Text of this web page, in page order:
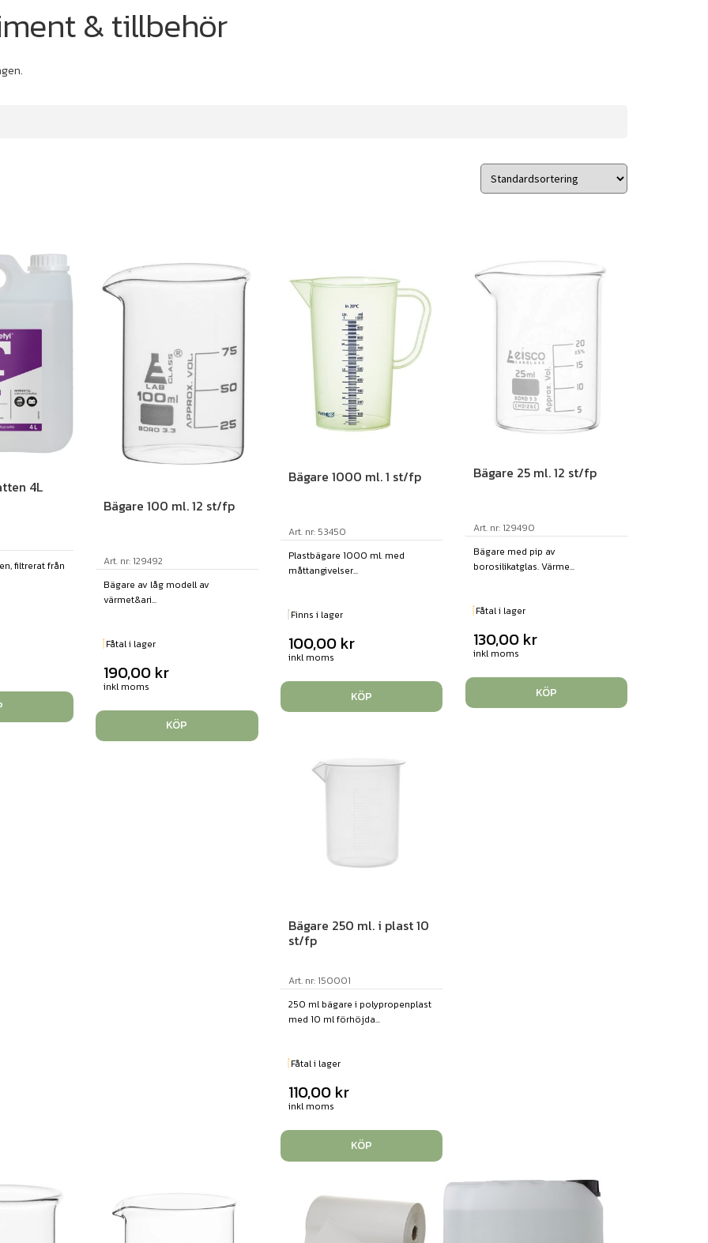
& tillbehör
4L
filtrerat från
Bägare 100 ml. 12 st/fp
Art. nr: 129492
Bägare av låg modell av
värmet&ari...
Fåtal i lager
190,00 kr
inkl moms
KÖP
Bägare 1000 ml. 1 st/fp
Art. nr: 53450
Plastbägare 1000 ml. med
måttangivelser...
Finns i lager
100,00 kr
inkl moms
KÖP
Bägare 25 ml. 12 st/fp
Art. nr: 129490
Bägare med pip av
borosilikatglas. Värme...
Fåtal i lager
130,00 kr
inkl moms
KÖP
Bägare 250 ml. i plast 10
st/fp
Art. nr: 150001
250 ml bägare i polypropenplast
med 10 ml förhöjda...
Fåtal i lager
110,00 kr
inkl moms
KÖP